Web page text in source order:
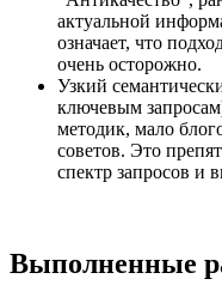
актуальной
означает, что
очень осторожно.
Узкий
ключевым
методик, мало
советов. Это
спектр запросов и
Выполненные